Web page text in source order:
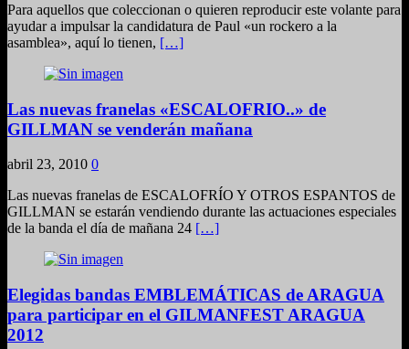
Para aquellos que coleccionan o quieren reproducir este volante para
ayudar a impulsar la candidatura de Paul «un rockero a la
asamblea», aquí lo tienen, […]
Las nuevas franelas «ESCALOFRIO..» de
GILLMAN se venderán mañana
abril 23, 2010 0
Las nuevas franelas de ESCALOFRÍO Y OTROS ESPANTOS de
GILLMAN se estarán vendiendo durante las actuaciones especiales
de la banda el día de mañana 24 […]
Elegidas bandas EMBLEMÁTICAS de ARAGUA
para participar en el GILMANFEST ARAGUA
2012